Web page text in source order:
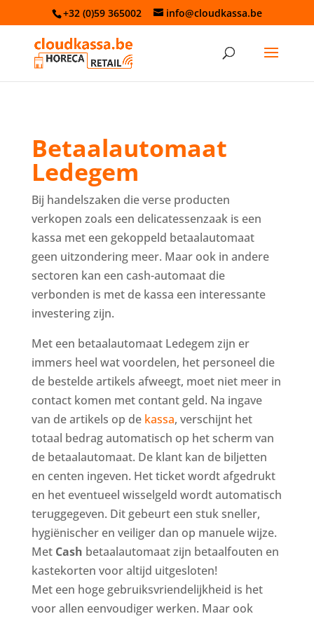
+32 (0)59 365002 info@cloudkassa.be
Betaalautomaat
Ledegem
Bij handelszaken die verse producten
verkopen zoals een delicatessenzaak is een
kassa met een gekoppeld betaalautomaat
geen uitzondering meer. Maar ook in andere
sectoren kan een cash-automaat die
verbonden is met de kassa een interessante
investering zijn.
Met een betaalautomaat Ledegem zijn er
immers heel wat voordelen, het personeel die
de bestelde artikels afweegt, moet niet meer in
contact komen met contant geld. Na ingave
van de artikels op de kassa, verschijnt het
totaal bedrag automatisch op het scherm van
de betaalautomaat. De klant kan de biljetten
en centen ingeven. Het ticket wordt afgedrukt
en het eventueel wisselgeld wordt automatisch
teruggegeven. Dit gebeurt een stuk sneller,
hygiënischer en veiliger dan op manuele wijze.
Met Cash betaalautomaat zijn betaalfouten en
kastekorten voor altijd uitgesloten!
Met een hoge gebruiksvriendelijkheid is het
voor allen eenvoudiger werken. Maar ook